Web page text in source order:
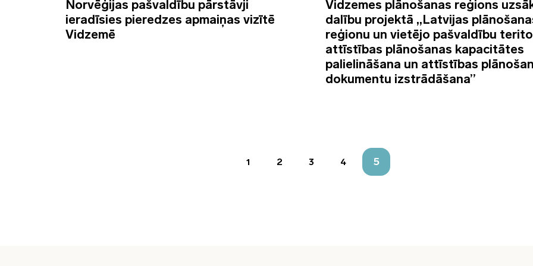
Norvēģijas pašvaldību pārstāvji
ieradīsies pieredzes apmaiņas vizītē
Vidzemē
Vidzemes plānošanas reģions
dalību projektā „Latvijas
reģionu un vietējo pašvaldību
attīstības plānošanas kapacitātes
palielināšana un attīstības
dokumentu izstrādāšana”
1 2 3 4 5